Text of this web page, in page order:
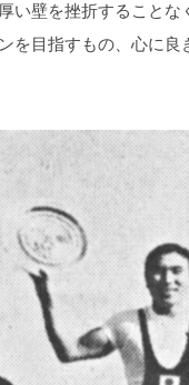
い壁を挫折すること
を目指すもの、心に